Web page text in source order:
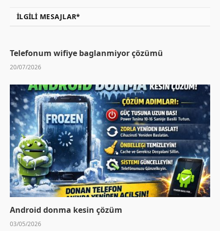
İLGILI MESAJLAR*
Telefonum wifiye baglanmiyor çözümü
20/07/2026
Android donma kesin çözüm
03/05/2026